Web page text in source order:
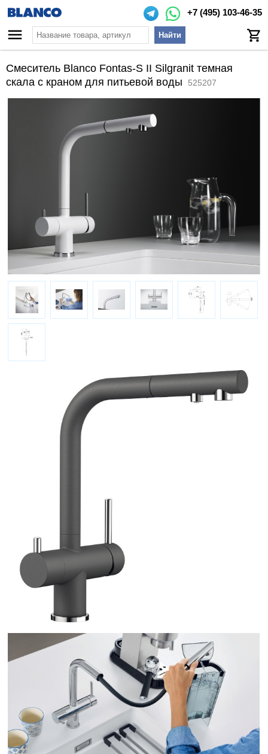
+7 (495) 103-46-35
Найти
Смеситель Blanco Fontas-S II Silgranit темная
скала с краном для питьевой воды
525207